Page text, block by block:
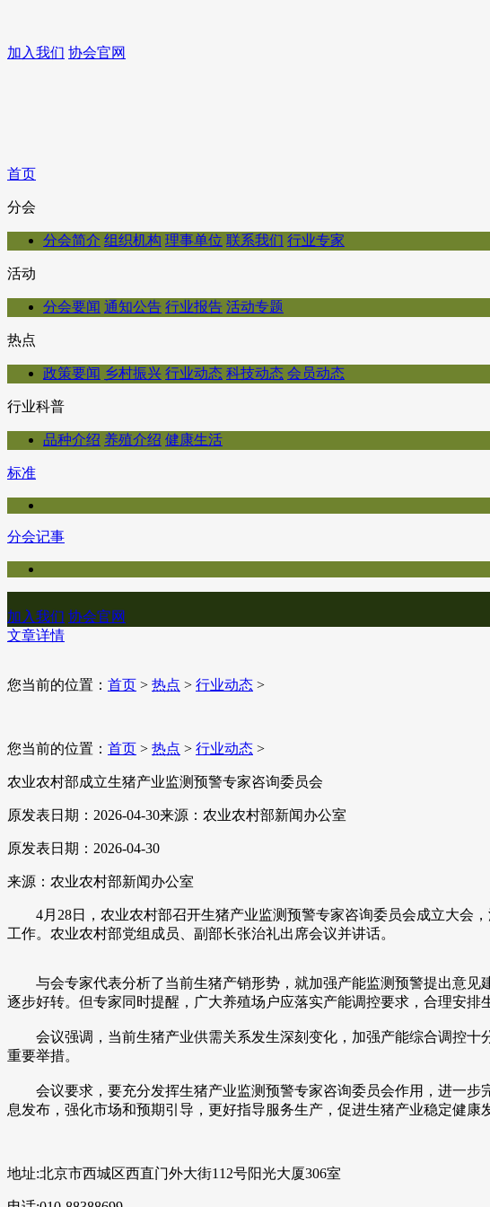
加入我们 协会官网
首页
分会
分会简介 组织机构 理事单位 联系我们 行业专家
活动
分会要闻 通知公告 行业报告 活动专题
热点
政策要闻 乡村振兴 行业动态 科技动态 会员动态
行业科普
品种介绍 养殖介绍 健康生活
标准
分会记事
加入我们 协会官网
文章详情
您当前的位置： 首页 > 热点 > 行业动态 >
您当前的位置： 首页 > 热点 > 行业动态 >
农业农村部成立生猪产业监测预警专家咨询委员会
原发表日期：2026-04-30来源：农业农村部新闻办公室
原发表日期：2026-04-30
来源：农业农村部新闻办公室
4月28日，农业农村部召开生猪产业监测预警专家咨询委员会成立大会
工作。农业农村部党组成员、副部长张治礼出席会议并讲话。
与会专家代表分析了当前生猪产销形势，就加强产能监测预警提出意见
逐步好转。但专家同时提醒，广大养殖场户应落实产能调控要求，合理安排
会议强调，当前生猪产业供需关系发生深刻变化，加强产能综合调控十
重要举措。
会议要求，要充分发挥生猪产业监测预警专家咨询委员会作用，进一步
息发布，强化市场和预期引导，更好指导服务生产，促进生猪产业稳定健康
地址:北京市西城区西直门外大街112号阳光大厦306室